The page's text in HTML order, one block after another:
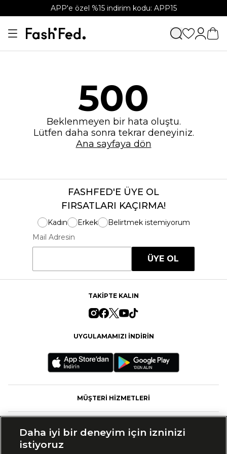
APP'e özel %15 indirim kodu: APP15
500
Beklenmeyen bir hata oluştu.
Lütfen daha sonra tekrar deneyiniz.
Ana sayfaya dön
FASHFED'E ÜYE OL
FIRSATLARI KAÇIRMA!
Kadın Erkek
Belirtmek istemiyorum
Mail Adresin
ÜYE OL
TAKİPTE KALIN
UYGULAMAMIZI İNDİRİN
MÜŞTERİ HİZMETLERİ
Daha iyi bir deneyim için izninizi
istiyoruz